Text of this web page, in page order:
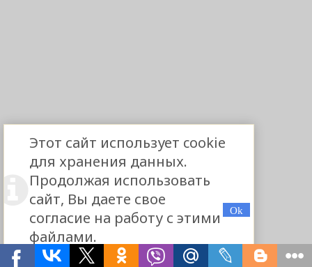
Этот сайт использует cookie
для хранения данных.
Продолжая использовать
сайт, Вы даете свое
согласие на работу с этими
файлами.